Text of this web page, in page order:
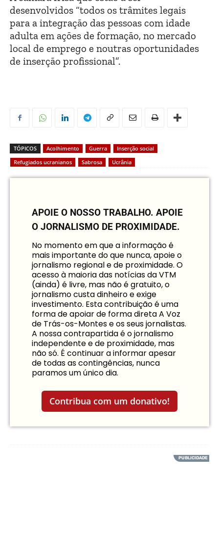
desenvolvidos “todos os trâmites legais
para a integração das pessoas com idade
adulta em ações de formação, no mercado
local de emprego e noutras oportunidades
de inserção profissional”.
TÓPICOS Acolhimento Guerra
Inserção social
Refugiados ucranianos
Sabrosa Ucrânia
APOIE O NOSSO TRABALHO. APOIE
O JORNALISMO DE PROXIMIDADE.
No momento em que a informação é
mais importante do que nunca, apoie o
jornalismo regional e de proximidade. O
acesso à maioria das notícias da VTM
(ainda) é livre, mas não é gratuito, o
jornalismo custa dinheiro e exige
investimento. Esta contribuição é uma
forma de apoiar de forma direta A Voz
de Trás-os-Montes e os seus jornalistas.
A nossa contrapartida é o jornalismo
independente e de proximidade, mas
não só. É continuar a informar apesar
de todas as contingências, nunca
paramos um único dia.
Contribua com um donativo!